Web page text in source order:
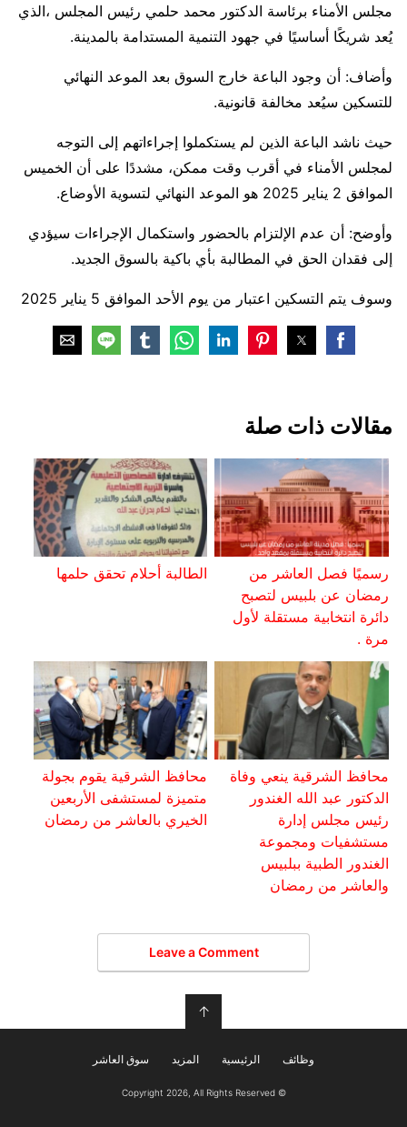
مجلس الأمناء برئاسة الدكتور محمد حلمي رئيس المجلس ،الذي
يُعد شريكًا أساسيًا في جهود التنمية المستدامة بالمدينة.
وأضاف: أن وجود الباعة خارج السوق بعد الموعد النهائي
للتسكين سيُعد مخالفة قانونية.
حيث ناشد الباعة الذين لم يستكملوا إجراءاتهم إلى التوجه
لمجلس الأمناء في أقرب وقت ممكن، مشددًا على أن الخميس
الموافق 2 يناير 2025 هو الموعد النهائي لتسوية الأوضاع.
وأوضح: أن عدم الإلتزام بالحضور واستكمال الإجراءات سيؤدي
إلى فقدان الحق في المطالبة بأي باكية بالسوق الجديد.
وسوف يتم التسكين اعتبار من يوم الأحد الموافق 5 يناير 2025
مقالات ذات صلة
رسميًا فصل العاشر من
رمضان عن بلبيس لتصبح
دائرة انتخابية مستقلة لأول
مرة .
الطالبة أحلام تحقق حلمها
محافظ الشرقية ينعي وفاة
الدكتور عبد الله الغندور
رئيس مجلس إدارة
مستشفيات ومجموعة
الغندور الطبية ببلبيس
والعاشر من رمضان
محافظ الشرقية يقوم بجولة
متميزة لمستشفى الأربعين
الخيري بالعاشر من رمضان
Leave a Comment
↑
وظائف الرئيسية المزيد سوق العاشر
© Copyright 2026, All Rights Reserved